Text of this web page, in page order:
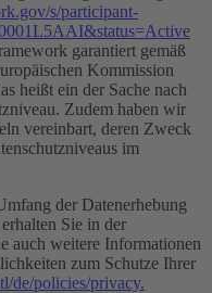
s/participant-
garantiert gemäß
Kommission
heißt ein der Sache nach
Zudem haben wir
vereinbart, deren Zweck
im
der Datenerhebung
Sie in der
auch weitere Informationen
zum Schutze Ihrer
de/policies/privacy.